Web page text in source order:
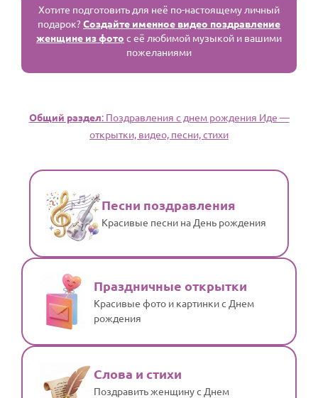
Хотите подготовить для неё по-настоящему личный
подарок?Создайте именное видео поздравление
женщине из фото с её любимой музыкой и вашими
пожеланиями
Общий раздел: Поздравления с днем рождения Иде —
открытки, видео, песни, стихи
Песни поздравления
Красивые песни на День рождения
Праздничные открытки
Красивые фото и картинки с Днем
рождения
Слова и стихи
Поздравить женщину с Днем